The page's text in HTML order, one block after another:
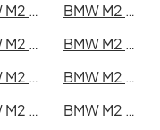
BMW M2 Competition i Gävle
BMW M2 Competition i Luleå
BMW M2 Competition i Uddevalla
BMW M2 Competition i Västervik
BMW M2 Competition i Borlänge
BMW M2 Competition i Kiruna
BMW M2 Competition i Sigtuna
BMW M2 Competition i Skellefteå